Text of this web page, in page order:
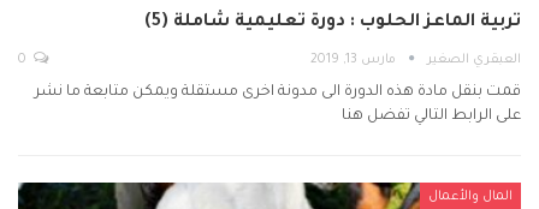
تربية الماعز الحلوب : دورة تعليمية شاملة (5)
العبقري الصغير مارس 13, 2019
قمت بنقل مادة هذه الدورة الى مدونة اخرى مستقلة ويمكن متابعة ما نشر
على الرابط التالي تفضل هنا
المال والأعمال